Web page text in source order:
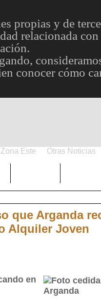
propias y de
relacionada
conocer cómo
Zona Este Otras Noticias
que Arganda
Alquiler Joven
en